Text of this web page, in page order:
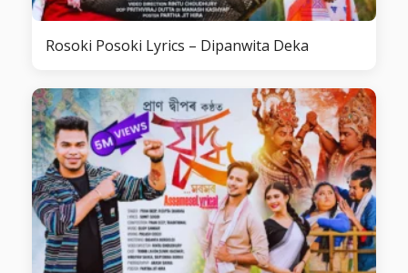
Rosoki Posoki Lyrics – Dipanwita Deka